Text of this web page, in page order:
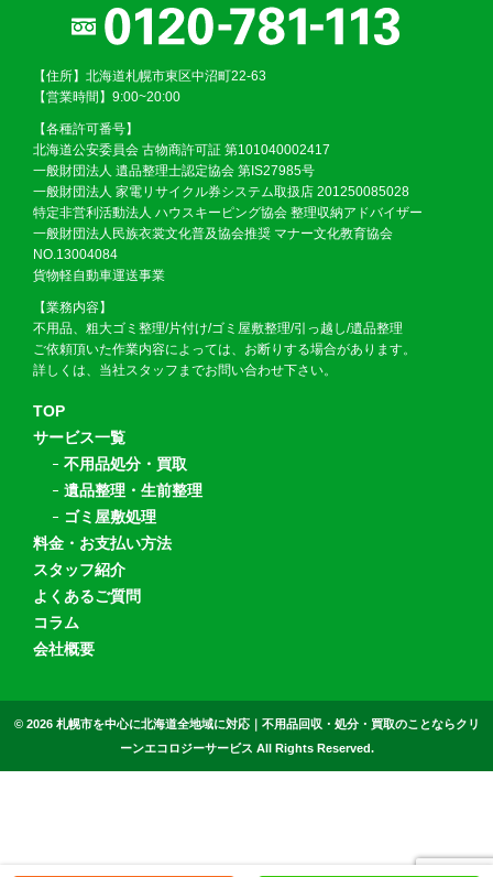
【住所】北海道札幌市東区中沼町22-63
【営業時間】9:00~20:00
【各種許可番号】
北海道公安委員会 古物商許可証 第101040002417
一般財団法人 遺品整理士認定協会 第IS27985号
一般財団法人 家電リサイクル券システム取扱店 201250085028
特定非営利活動法人 ハウスキーピング協会 整理収納アドバイザー
一般財団法人民族衣裳文化普及協会推奨 マナー文化教育協会
NO.13004084
貨物軽自動車運送事業
【業務内容】
不用品、粗大ゴミ整理/片付け/ゴミ屋敷整理/引っ越し/遺品整理
ご依頼頂いた作業内容によっては、お断りする場合があります。
詳しくは、当社スタッフまでお問い合わせ下さい。
TOP
サービス一覧
不用品処分・買取
遺品整理・生前整理
ゴミ屋敷処理
料金・お支払い方法
スタッフ紹介
よくあるご質問
コラム
会社概要
© 2026 札幌市を中心に北海道全地域に対応｜不用品回収・処分・買取のことならクリ
ーンエコロジーサービス All Rights Reserved.